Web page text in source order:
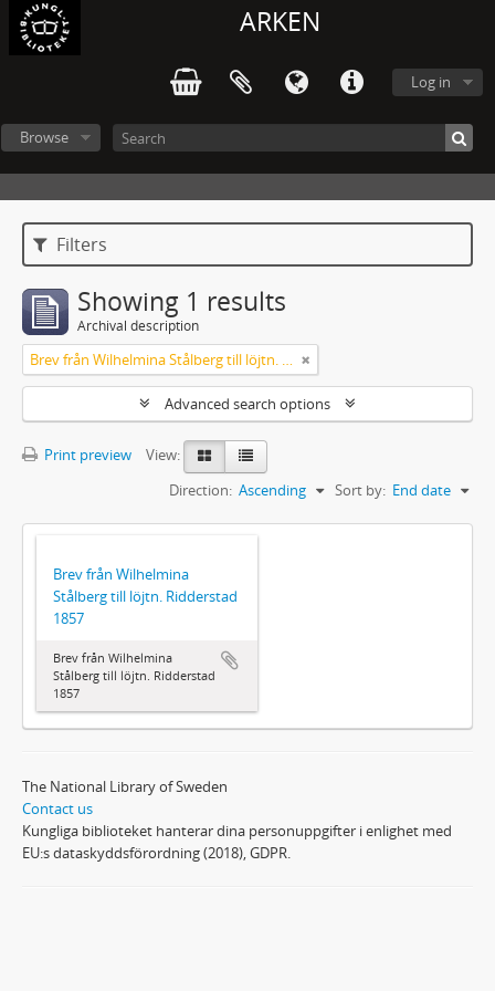
ARKEN
Log in
Browse
Filters
Showing 1 results
Archival description
Brev från Wilhelmina Stålberg till löjtn. Ridderstad 1857
Advanced search options
Print preview
View:
Sort by: End date
Direction: Ascending
Brev från Wilhelmina
Stålberg till löjtn. Ridderstad
1857
Brev från Wilhelmina
Stålberg till löjtn. Ridderstad
1857
The National Library of Sweden
Contact us
Kungliga biblioteket hanterar dina personuppgifter i enlighet med
EU:s dataskyddsförordning (2018), GDPR.